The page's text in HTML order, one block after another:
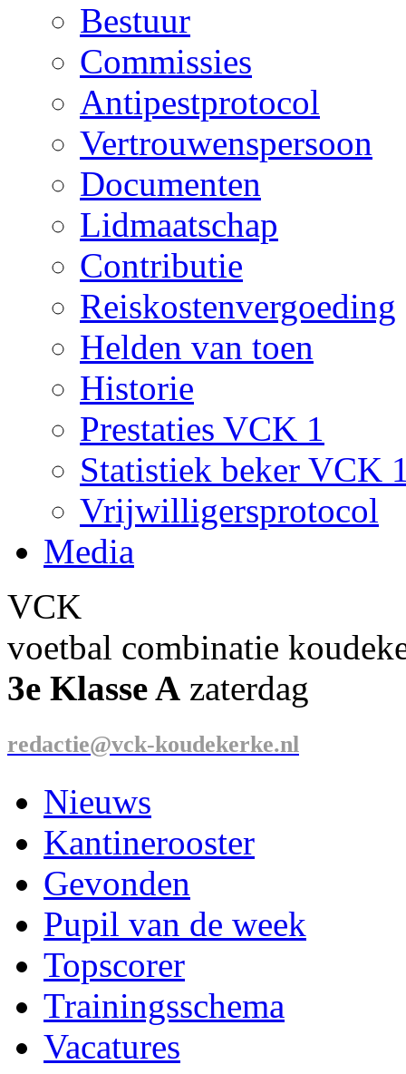
Bestuur
Commissies
Antipestprotocol
Vertrouwenspersoon
Documenten
Lidmaatschap
Contributie
Reiskostenvergoeding
Helden van toen
Historie
Prestaties VCK 1
Statistiek beker VCK
Vrijwilligersprotocol
Media
VCK
voetbal combinatie
3e Klasse A zaterdag
redactie@vck-koudekerke.nl
Nieuws
Kantinerooster
Gevonden
Pupil van de week
Topscorer
Trainingsschema
Vacatures